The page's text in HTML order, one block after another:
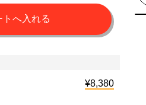
¥8,380